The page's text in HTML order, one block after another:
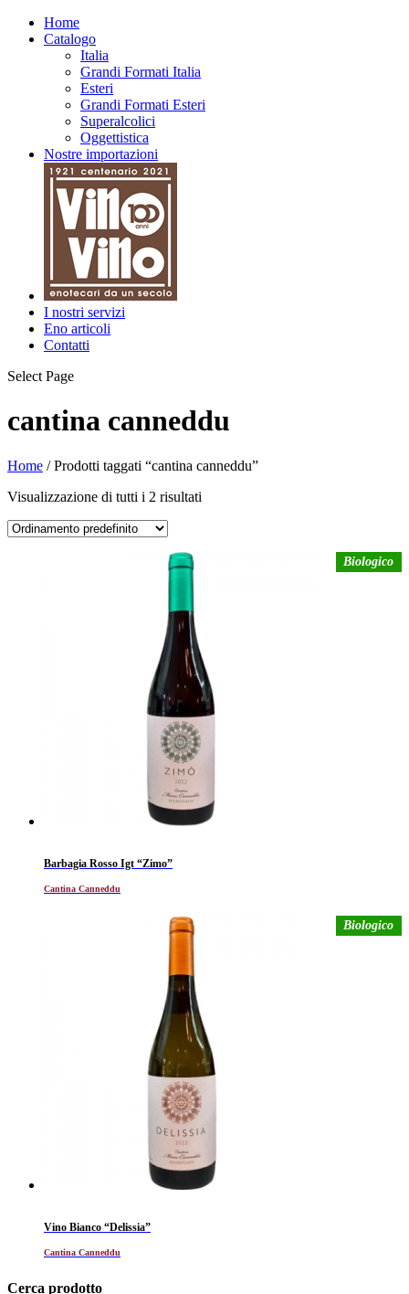
Home
Catalogo
Italia
Grandi Formati Italia
Esteri
Grandi Formati Esteri
Superalcolici
Oggettistica
Nostre importazioni
I nostri servizi
Eno articoli
Contatti
Select Page
cantina canneddu
Home / Prodotti taggati “cantina canneddu”
Visualizzazione di tutti i 2 risultati
Biologico
Barbagia Rosso Igt “Zimo”
Cantina Canneddu
Biologico
Vino Bianco “Delissia”
Cantina Canneddu
Cerca prodotto